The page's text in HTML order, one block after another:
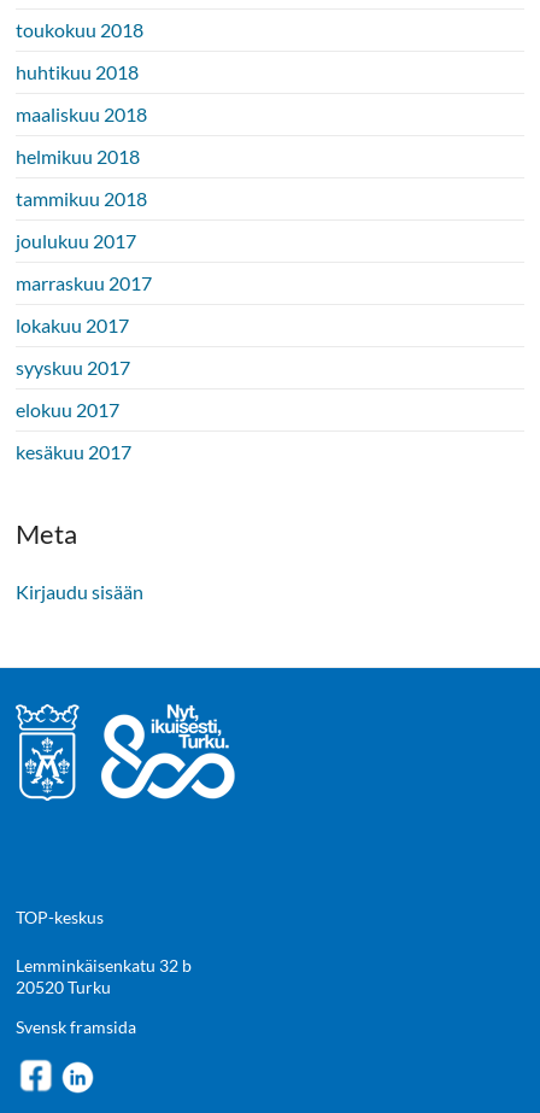
toukokuu 2018
huhtikuu 2018
maaliskuu 2018
helmikuu 2018
tammikuu 2018
joulukuu 2017
marraskuu 2017
lokakuu 2017
syyskuu 2017
elokuu 2017
kesäkuu 2017
Meta
Kirjaudu sisään
TOP-keskus
Lemminkäisenkatu 32 b
20520 Turku
Svensk framsida